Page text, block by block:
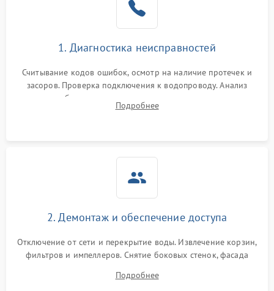
1. Диагностика неисправностей
Считывание кодов ошибок, осмотр на наличие протечек и
засоров. Проверка подключения к водопроводу. Анализ
жалоб на отсутствие слива, нагрева, вращения
разбрызгивателей или срабатывание системы защиты
Подробнее
2. Демонтаж и обеспечение доступа
Отключение от сети и перекрытие воды. Извлечение корзин,
фильтров и импеллеров. Снятие боковых стенок, фасада
циркуляционному насосу, ТЭНу и сливной помпе.
Подробнее